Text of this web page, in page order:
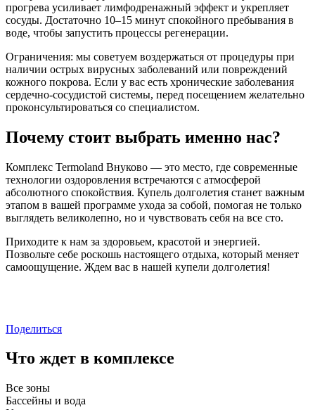
прогрева усиливает лимфодренажный эффект и укрепляет
сосуды. Достаточно 10–15 минут спокойного пребывания в
воде, чтобы запустить процессы регенерации.
Ограничения: мы советуем воздержаться от процедуры при
наличии острых вирусных заболеваний или повреждений
кожного покрова. Если у вас есть хронические заболевания
сердечно-сосудистой системы, перед посещением желательно
проконсультироваться со специалистом.
Почему стоит выбрать именно нас?
Комплекс Termoland Внуково — это место, где современные
технологии оздоровления встречаются с атмосферой
абсолютного спокойствия. Купель долголетия станет важным
этапом в вашей программе ухода за собой, помогая не только
выглядеть великолепно, но и чувствовать себя на все сто.
Приходите к нам за здоровьем, красотой и энергией.
Позвольте себе роскошь настоящего отдыха, который меняет
самоощущение. Ждем вас в нашей купели долголетия!
Поделиться
Что ждет в комплексе
Все зоны
Бассейны и вода